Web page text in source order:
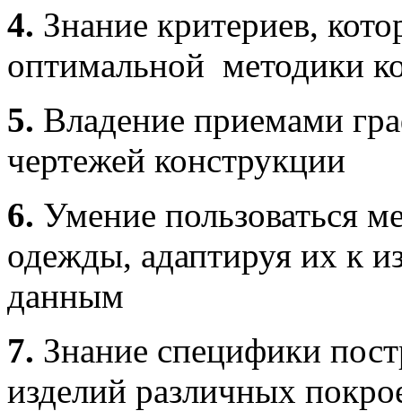
4. Знание критериев,
оптимальной методики
5. Владение приемами
чертежей конструкции
6. Умение пользоваться
одежды, адаптируя их к
данным
7. Знание специфики
изделий различных